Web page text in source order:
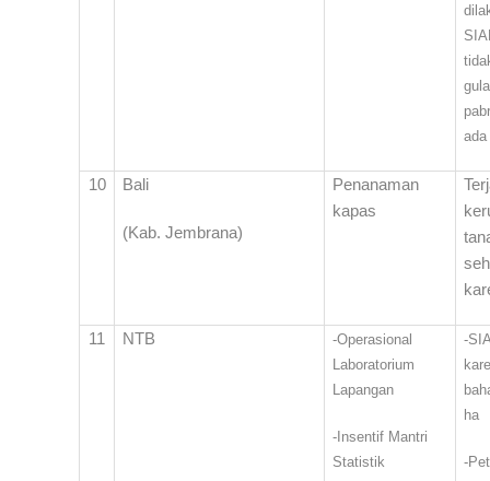
ada
10 Bali
(Kab. Jembrana)
Penanaman
kapas
11 NTB
-Operasional
Laboratorium
Lapangan
-Insentif Mantri
Statistik
-
ha
-